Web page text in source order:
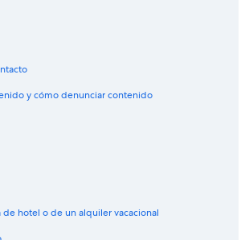
y cómo denunciar contenido
de hotel o de un alquiler vacacional